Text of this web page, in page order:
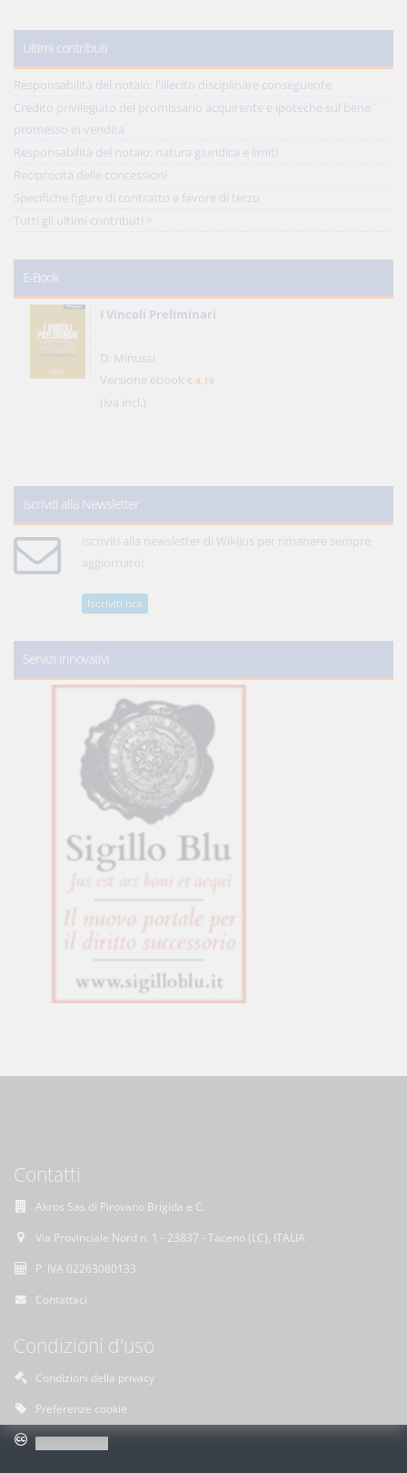
Ultimi contributi
Responsabilità del notaio: l'illecito disciplinare conseguente
Credito privilegiato del promissario acquirente e ipoteche sul bene
promesso in vendita
Responsabilità del notaio: natura giuridica e limiti
Reciprocità delle concessioni
Specifiche figure di contratto a favore di terzo
Tutti gli ultimi contributi >
E-Book
I Vincoli Preliminari
D. Minussi
Versione ebook € 4,19
(iva incl.)
Iscriviti alla Newsletter
Iscriviti alla newsletter di WikiJus per rimanere sempre
aggiornato!
Iscriviti ora
Servizi innovativi
Contatti
Akros Sas di Pirovano Brigida e C.
Via Provinciale Nord n. 1 - 23837 - Taceno (LC), ITALIA
P. IVA 02263080133
Contattaci
Condizioni d'uso
Condizioni della privacy
Preferenze cookie